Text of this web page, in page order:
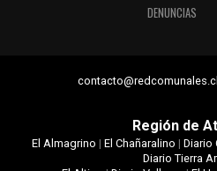
DENUNCIAS
Región de
El Almagrino | El Chañaralino | Diario
Diario Tierra